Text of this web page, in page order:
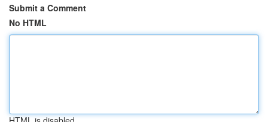
Submit a Comment
No HTML